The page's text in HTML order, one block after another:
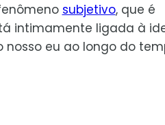
subjetivo, que é
intimamente ligada à
eu ao longo do